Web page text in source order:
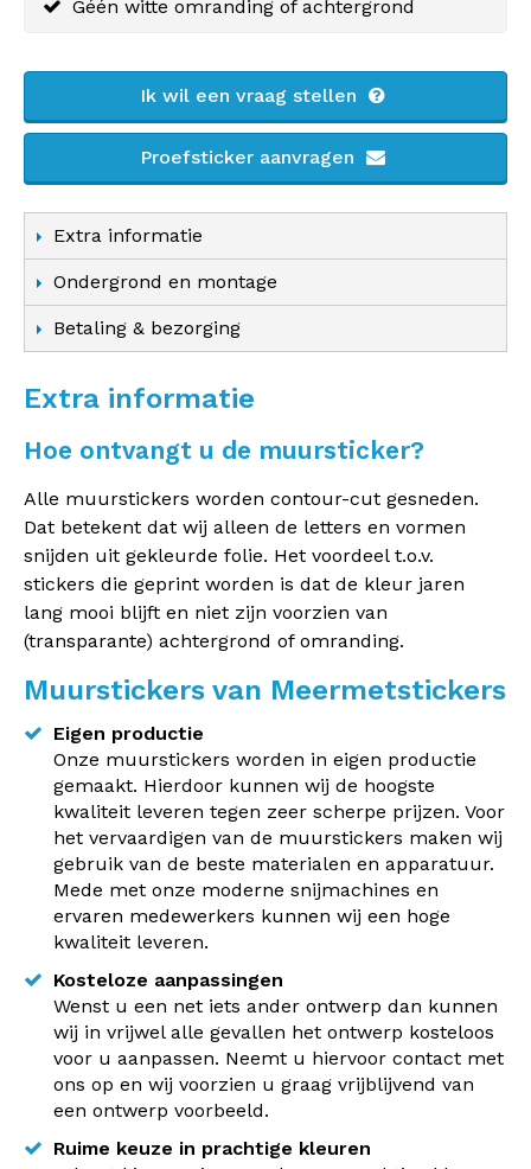
Géén witte omranding of achtergrond
Ik wil een vraag stellen
Proefsticker aanvragen
Extra informatie
Ondergrond en montage
Betaling & bezorging
Extra informatie
Hoe ontvangt u de muursticker?
Alle muurstickers worden contour-cut gesneden.
Dat betekent dat wij alleen de letters en vormen
snijden uit gekleurde folie. Het voordeel t.o.v.
stickers die geprint worden is dat de kleur jaren
lang mooi blijft en niet zijn voorzien van
(transparante) achtergrond of omranding.
Muurstickers van Meermetstickers
Eigen productie
Onze muurstickers worden in eigen productie
gemaakt. Hierdoor kunnen wij de hoogste
kwaliteit leveren tegen zeer scherpe prijzen. Voor
het vervaardigen van de muurstickers maken wij
gebruik van de beste materialen en apparatuur.
Mede met onze moderne snijmachines en
ervaren medewerkers kunnen wij een hoge
kwaliteit leveren.
Kosteloze aanpassingen
Wenst u een net iets ander ontwerp dan kunnen
wij in vrijwel alle gevallen het ontwerp kosteloos
voor u aanpassen. Neemt u hiervoor contact met
ons op en wij voorzien u graag vrijblijvend van
een ontwerp voorbeeld.
Ruime keuze in prachtige kleuren